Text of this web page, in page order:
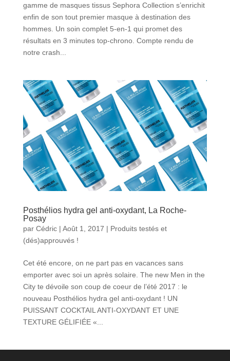
gamme de masques tissus Sephora Collection s’enrichit
enfin de son tout premier masque à destination des
hommes. Un soin complet 5-en-1 qui promet des
résultats en 3 minutes top-chrono. Compte rendu de
notre crash...
Posthélios hydra gel anti-oxydant, La Roche-
Posay
par Cédric| Août 1, 2017 | Produits testés et
(dés)approuvés !
Cet été encore, on ne part pas en vacances sans
emporter avec soi un après solaire. The new Men in the
City te dévoile son coup de coeur de l’été 2017 : le
nouveau Posthélios hydra gel anti-oxydant ! UN
PUISSANT COCKTAIL ANTI-OXYDANT ET UNE
TEXTURE GÉLIFIÉE «...